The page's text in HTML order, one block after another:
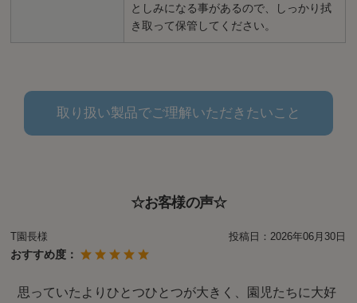
としみになる事があるので、しっかり拭
き取って保管してください。
取り扱い製品でご理解いただきたいこと
☆お客様の声☆
T園長様 投稿日： 2026年06月30日
おすすめ度：
思っていたよりひとつひとつが大きく、園児たちに大好